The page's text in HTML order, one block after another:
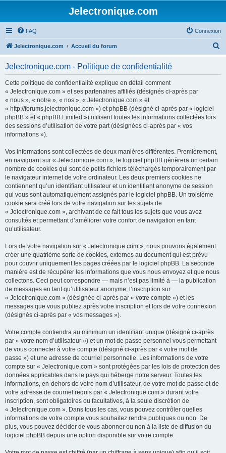
Jelectronique.com
FAQ Connexion
Jelectronique.com Accueil du forum
Jelectronique.com - Politique de confidentialité
Cette politique de confidentialité explique en détail comment
« Jelectronique.com » et ses partenaires affiliés (désignés ci-après par
« nous », « notre », « nos », « Jelectronique.com » et
« http://forums.jelectronique.com ») et phpBB (désigné ci-après par « logiciel
phpBB » et « phpBB Limited ») utilisent toutes les informations collectées lors
des sessions d’utilisation de votre part (désignées ci-après par « vos
informations »).
Vos informations sont collectées de deux manières différentes. Premièrement,
en naviguant sur « Jelectronique.com », le logiciel phpBB génèrera un certain
nombre de cookies qui sont de petits fichiers téléchargés temporairement par
le navigateur internet de votre ordinateur. Les deux premiers cookies ne
contiennent qu’un identifiant utilisateur et un identifiant anonyme de session
qui vous sont automatiquement assignés par le logiciel phpBB. Un troisième
cookie sera créé lors de votre navigation sur les sujets de
« Jelectronique.com », archivant de ce fait tous les sujets que vous avez
consultés et permettant d’améliorer votre confort de navigation en tant
qu’utilisateur.
Lors de votre navigation sur « Jelectronique.com », nous pouvons également
créer une quatrième sorte de cookies, externes au document qui est prévu
pour couvrir uniquement les pages créées par le logiciel phpBB. La seconde
manière est de récupérer les informations que vous nous envoyez et que nous
collectons. Ceci peut correspondre — mais n’est pas limité à — la publication
de messages en tant qu’utilisateur anonyme, l’inscription sur
« Jelectronique.com » (désignée ci-après par « votre compte ») et les
messages que vous publiez après votre inscription et lors de votre connexion
(désignés ci-après par « vos messages »).
Votre compte contiendra au minimum un identifiant unique (désigné ci-après
par « votre nom d’utilisateur ») et un mot de passe personnel vous permettant
de vous connecter à votre compte (désigné ci-après par « votre mot de
passe ») et une adresse de courriel personnelle. Les informations de votre
compte sur « Jelectronique.com » sont protégées par les lois de protection des
données applicables dans le pays qui héberge notre serveur. Toutes les
informations, en-dehors de votre nom d’utilisateur, de votre mot de passe et de
votre adresse de courriel requis par « Jelectronique.com » durant votre
inscription, sont obligatoires ou facultatives, à la seule discrétion de
« Jelectronique.com ». Dans tous les cas, vous pouvez contrôler quelles
informations de votre compte vous souhaitez rendre publiques ou non. De
plus, vous pouvez décider de vous abonner ou non à la liste de diffusion du
logiciel phpBB depuis une option disponible sur votre compte.